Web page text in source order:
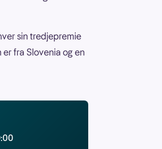
sin tredjepremie
er fra Slovenia og en